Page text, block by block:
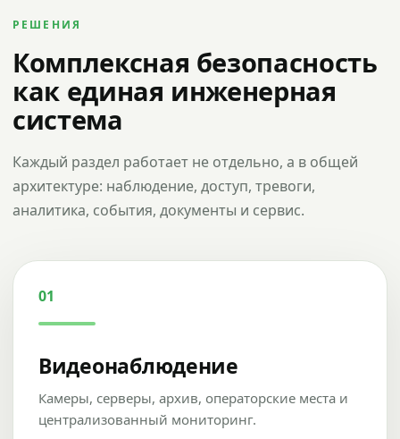
РЕШЕНИЯ
Комплексная безопасность
как единая инженерная
система
Каждый раздел работает не отдельно, а в общей
архитектуре: наблюдение, доступ, тревоги,
аналитика, события, документы и сервис.
01
Видеонаблюдение
Камеры, серверы, архив, операторские места и
централизованный мониторинг.